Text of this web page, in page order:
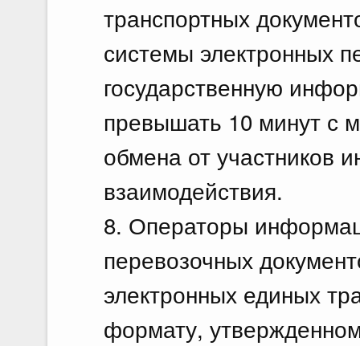
транспортных
системы электронных
государственную
превышать 10 минут с
обмена от участников
взаимодействия.
8. Операторы
перевозочных
электронных единых
формату,